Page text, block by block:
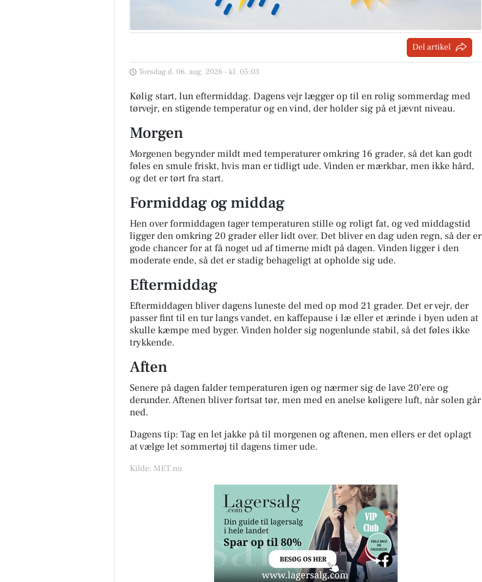
Del artikel
Torsdag d. 06. aug. 2026 - kl. 05:03
Kølig start, lun eftermiddag. Dagens vejr lægger op til en rolig sommerdag med
tørvejr, en stigende temperatur og en vind, der holder sig på et jævnt niveau.
Morgen
Morgenen begynder mildt med temperaturer omkring 16 grader, så det kan godt
føles en smule friskt, hvis man er tidligt ude. Vinden er mærkbar, men ikke hård,
og det er tørt fra start.
Formiddag og middag
Hen over formiddagen tager temperaturen stille og roligt fat, og ved middagstid
ligger den omkring 20 grader eller lidt over. Det bliver en dag uden regn, så der er
gode chancer for at få noget ud af timerne midt på dagen. Vinden ligger i den
moderate ende, så det er stadig behageligt at opholde sig ude.
Eftermiddag
Eftermiddagen bliver dagens luneste del med op mod 21 grader. Det er vejr, der
passer fint til en tur langs vandet, en kaffepause i læ eller et ærinde i byen uden at
skulle kæmpe med byger. Vinden holder sig nogenlunde stabil, så det føles ikke
trykkende.
Aften
Senere på dagen falder temperaturen igen og nærmer sig de lave 20’ere og
derunder. Aftenen bliver fortsat tør, men med en anelse køligere luft, når solen går
ned.
Dagens tip: Tag en let jakke på til morgenen og aftenen, men ellers er det oplagt
at vælge let sommertøj til dagens timer ude.
Kilde: MET.no